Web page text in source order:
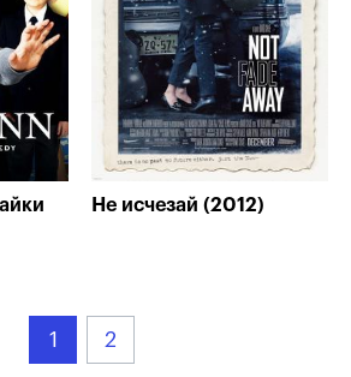
Не исчезай (2012)
1 2